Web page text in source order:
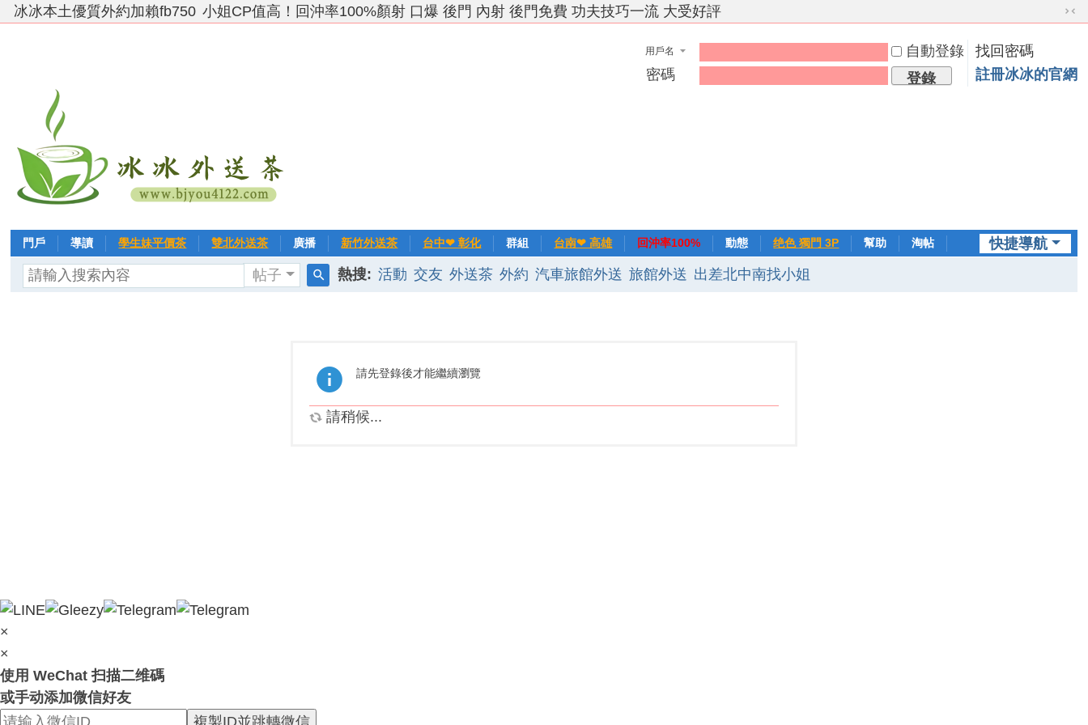
冰冰本土優質外約加賴fb750 小姐CP值高！回沖率100%顏射 口爆 後門 內射 後門免費 功夫技巧一流 大受好評
切
窄
版
用戶名 自動登錄
找回密碼
密碼
登錄 註冊冰冰的官網
快捷導航
門戶 導讀 學生妹平價茶 雙北外送茶 廣播 新竹外送茶 台中❤ 彰化 群組 台南❤ 高雄 回沖率100% 動態 绝色 獨門 3P 幫助
淘帖
帖子
熱搜: 活動 交友 外送茶 外約 汽車旅館外送 旅館外送 出差北中南找小姐
請先登錄後才能繼續瀏覽
請稍候...
×
×
使用 WeChat 扫描二维碼
或手动添加微信好友
複製ID並跳轉微信